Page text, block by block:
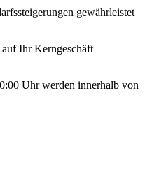
gewährleistet
Ihr Kerngeschäft
Uhr werden innerhalb von